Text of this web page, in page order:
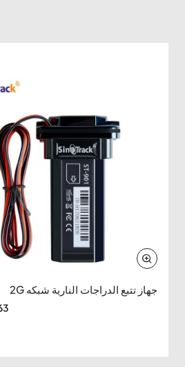
تلقت السترة تقييمات إيجابية
المستخدمون بتصميمها الأنيق
معقول.
استنتاج:
الدراجات النارية الذي يبحث عن
ملاحظات خاصة:
تتميز السترة بألوان أساسية
تحتوي السترة على شارات عاكسة
جهاز تتبع الدراجات النارية شبكه 2G